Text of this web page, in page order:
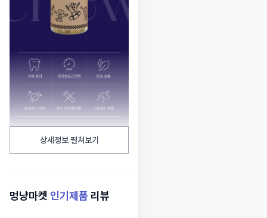
상세정보 펼쳐보기
멍냥마켓 인기제품 리뷰